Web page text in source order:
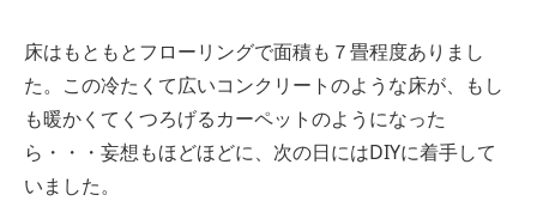
床はもともとフローリングで面積も７畳程度ありまし
た。この冷たくて広いコンクリートのような床が、もし
も暖かくてくつろげるカーペットのようになった
ら・・・妄想もほどほどに、次の日にはDIYに着手して
いました。